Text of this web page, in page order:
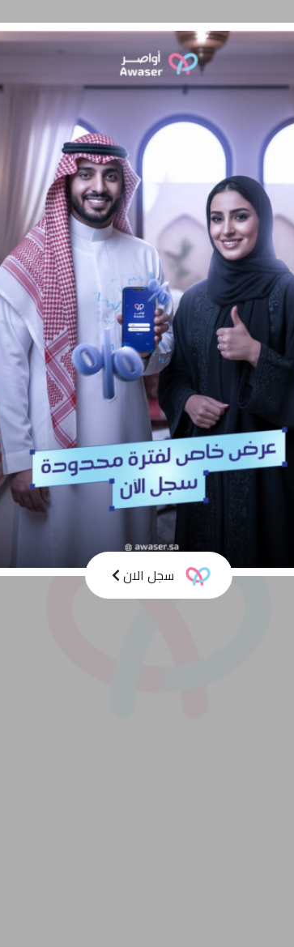
حالات نجاح المدونة تواصل معنا الشروط و
سجل الان